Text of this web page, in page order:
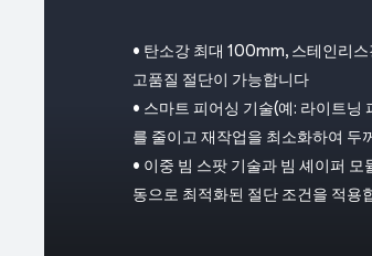
• 탄소강 최대 100mm, 스테인리
고품질 절단이 가능합니다
• 스마트 피어싱 기술(예: 라이트
를 줄이고 재작업을 최소화하여 두
• 이중 빔 스팟 기술과 빔 셰이퍼
동으로 최적화된 절단 조건을 적용